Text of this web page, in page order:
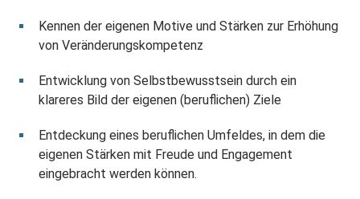
Kennen der eigenen Motive und Stärken zur Erhöhung
von Veränderungskompetenz
Entwicklung von Selbstbewusstsein durch ein
klareres Bild der eigenen (beruflichen) Ziele
Entdeckung eines beruflichen Umfeldes, in dem die
eigenen Stärken mit Freude und Engagement
eingebracht werden können.